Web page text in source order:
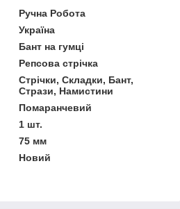
Ручна Робота
Україна
Бант на гумці
Репсова стрічка
Стрічки, Складки, Бант,
Стрази, Намистини
Помаранчевий
1 шт.
75 мм
Новий